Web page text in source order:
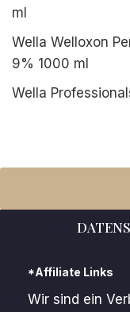
ml
Wella Welloxon
9% 1000 ml
Wella
*Affiliate Links
Wir sind ein